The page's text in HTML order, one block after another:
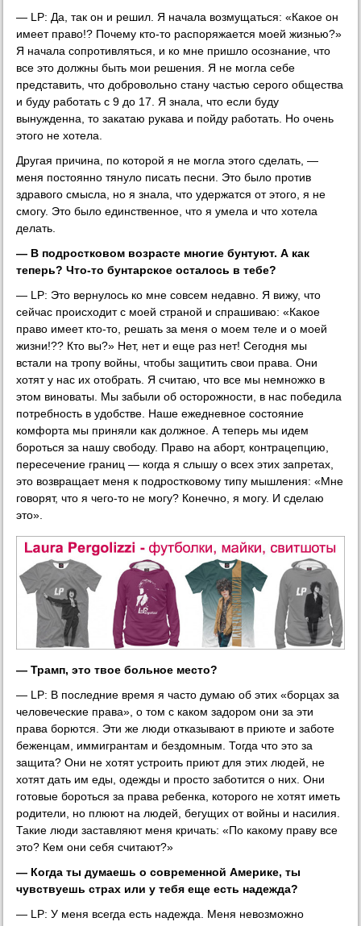
— LP: Да, так он и решил. Я начала возмущаться: «Какое он
имеет право!? Почему кто-то распоряжается моей жизнью?»
Я начала сопротивляться, и ко мне пришло осознание, что
все это должны быть мои решения. Я не могла себе
представить, что добровольно стану частью серого общества
и буду работать с 9 до 17. Я знала, что если буду
вынужденна, то закатаю рукава и пойду работать. Но очень
этого не хотела.
Другая причина, по которой я не могла этого сделать, —
меня постоянно тянуло писать песни. Это было против
здравого смысла, но я знала, что удержатся от этого, я не
смогу. Это было единственное, что я умела и что хотела
делать.
— В подростковом возрасте многие бунтуют. А как
теперь? Что-то бунтарское осталось в тебе?
— LP: Это вернулось ко мне совсем недавно. Я вижу, что
сейчас происходит с моей страной и спрашиваю: «Какое
право имеет кто-то, решать за меня о моем теле и о моей
жизни!?? Кто вы?» Нет, нет и еще раз нет! Сегодня мы
встали на тропу войны, чтобы защитить свои права. Они
хотят у нас их отобрать. Я считаю, что все мы немножко в
этом виноваты. Мы забыли об осторожности, в нас победила
потребность в удобстве. Наше ежедневное состояние
комфорта мы приняли как должное. А теперь мы идем
бороться за нашу свободу. Право на аборт, контрацепцию,
пересечение границ — когда я слышу о всех этих запретах,
это возвращает меня к подростковому типу мышления: «Мне
говорят, что я чего-то не могу? Конечно, я могу. И сделаю
это».
— Трамп, это твое больное место?
— LP: В последние время я часто думаю об этих «борцах за
человеческие права», о том с каком задором они за эти
права борются. Эти же люди отказывают в приюте и заботе
беженцам, иммигрантам и бездомным. Тогда что это за
защита? Они не хотят устроить приют для этих людей, не
хотят дать им еды, одежды и просто заботится о них. Они
готовые бороться за права ребенка, которого не хотят иметь
родители, но плюют на людей, бегущих от войны и насилия.
Такие люди заставляют меня кричать: «По какому праву все
это? Кем они себя считают?»
— Когда ты думаешь о современной Америке, ты
чувствуешь страх или у тебя еще есть надежда?
— LP: У меня всегда есть надежда. Меня невозможно